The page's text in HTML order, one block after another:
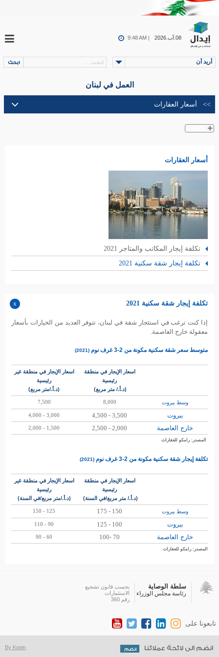
08.آب.2026 9:48 AM |
أريد أن
العمل في لبنان
أسعار العقارات
تكلفة إيجار المكاتب والمتاجر 2021
تكلفة إيجار شقة سكنية 2021
تكلفة إيجار شقة سكنية 2021
إذا كنت ترغب في استئجار شقة في لبنان، تتوفر العديد من الخيارات بأسعار
معقولة خارج العاصمة.
متوسط سعر شقة سكنية مكونة من 2-3 غرف نوم (2021)
اسعار الإيجار في منطقة
رئيسية
(د.أ./ متر مربع)
اسعار الإيجار في منطقة غير
رئيسية
(د.أ./متر مربع)
وسط بيروت 8,000
7,500
بيروت 3,500 - 4,500
3,000 - 4,000
خارج العاصمة 2,000 - 2,500
1,500 - 2,000
المصدر: رامكو للعقارات
تكلفة إيجار شقة سكنية مكونة من 2-3 غرف نوم (2021
)
اسعار الإيجار في منطقة
رئيسية
(د.أ./ متر مربع/في السنة)
اسعار الإيجار في منطقة غير
رئيسية
(د.أ./متر مربع/في السنة)
وسط بيروت 150 - 175
125 - 150
بيروت 100 - 125
90 - 110
خارج العاصمة 70 -100
60 - 90
المصدر: رامكو للعقارات
سلطة الوصاية
رئاسة مجلس الوزراء
بحسب قانون تشجيع
الاستثمارات
رقم 360
By Koein انضم الى لائحة عملائنا
تابعونا على